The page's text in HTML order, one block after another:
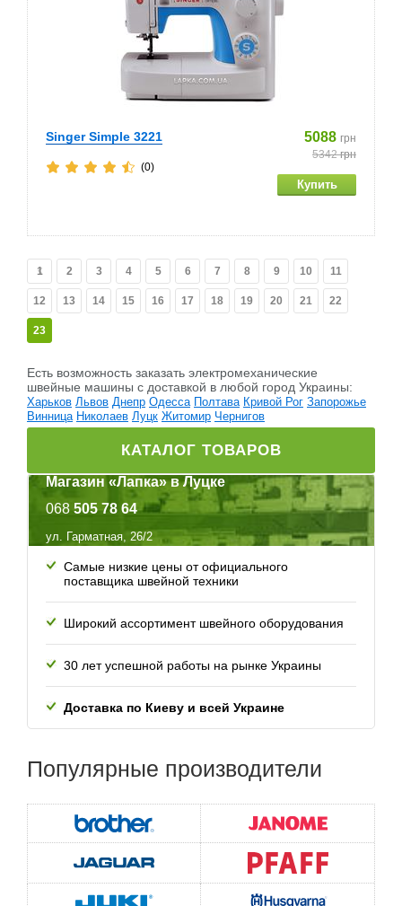
Singer Simple 3221 5088 грн
5342грн
(0)
1 2 3 4 5 6 7 8 9 10 11
12 13 14 15 16 17 18 19 20 21 22
23
Есть возможность заказать электромеханические
швейные машины c доставкой в любой город Украины:
Харьков Львов Днепр Одесса Полтава Кривой Рог Запорожье
Винница Николаев Луцк Житомир Чернигов
КАТАЛОГ ТОВАРОВ
Магазин «Лапка» в Луцке
068 505 78 64
ул. Гарматная, 26/2
Самые низкие цены от официального
поставщика швейной техники
Широкий ассортимент швейного оборудования
30 лет успешной работы на рынке Украины
Доставка по Киеву и всей Украине
Популярные производители